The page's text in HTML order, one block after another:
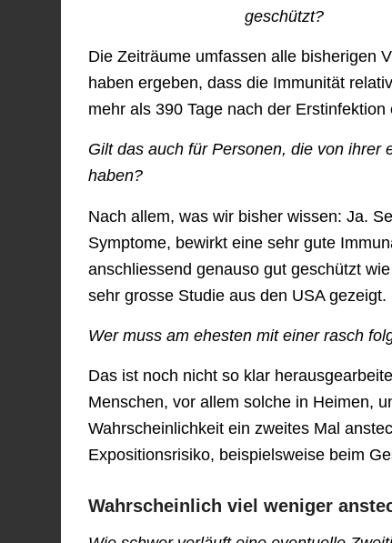
geschützt?
Die Zeiträume umfassen alle bisherigen
haben ergeben, dass die Immunität
mehr als 390 Tage nach der
Gilt das auch für Personen, die von ihrer
haben?
Nach allem, was wir bisher wissen: Ja.
Symptome, bewirkt eine sehr gute
anschliessend genauso gut geschützt
sehr grosse Studie aus den USA gezeigt.
Wer muss am ehesten mit einer rasch
Das ist noch nicht so klar
Menschen, vor allem solche in Heimen,
Wahrscheinlichkeit ein zweites Mal
Expositionsrisiko, beispielsweise beim
Wahrscheinlich viel weniger